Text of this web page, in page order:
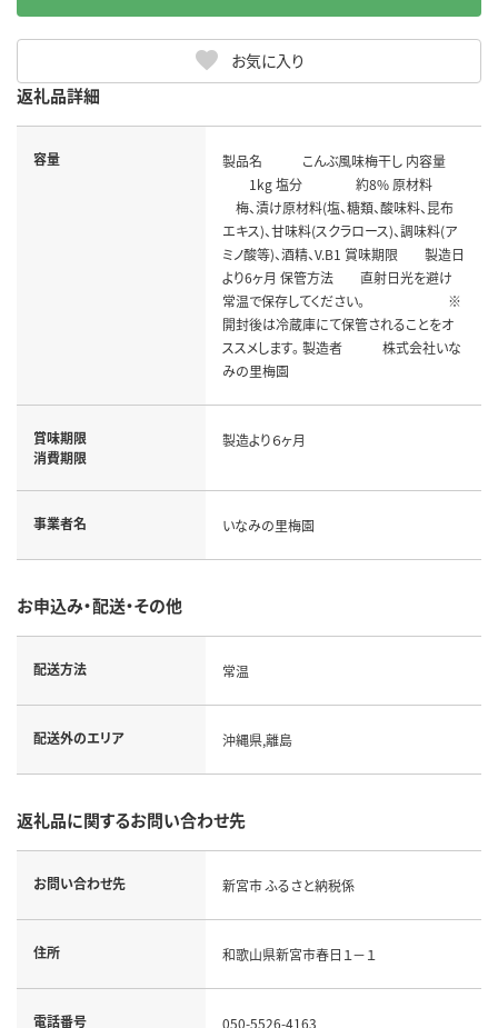
お気に入り
返礼品詳細
容量
製品名 こんぶ風味梅干し 内容量
1kg 塩分 約8% 原材料
梅、漬け原材料(塩、糖類、酸味料、昆布
エキス)、甘味料(スクラロース)、調味料(ア
ミノ酸等)、酒精、V.B1 賞味期限 製造日
より6ヶ月 保管方法 直射日光を避け
常温で保存してください。 ※
開封後は冷蔵庫にて保管されることをオ
ススメします。 製造者 株式会社いな
みの里梅園
賞味期限
消費期限
製造より６ヶ月
事業者名 いなみの里梅園
お申込み・配送・その他
配送方法 常温
配送外のエリア 沖縄県,離島
返礼品に関するお問い合わせ先
お問い合わせ先 新宮市 ふるさと納税係
住所 和歌山県新宮市春日１－１
電話番号 050-5526-4163